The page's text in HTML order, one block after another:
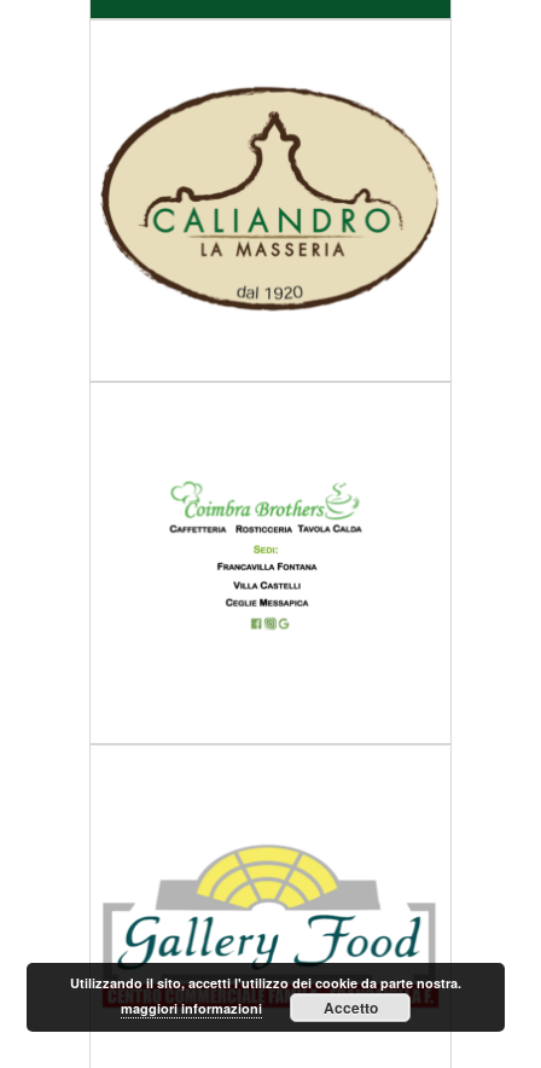
Utilizzando il sito, accetti l'utilizzo dei cookie da parte nostra.
maggiori informazioni
Accetto